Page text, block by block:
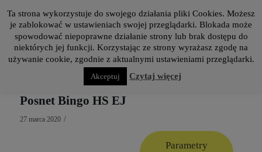
Zadzwoń: 42 637 72 62
Posnet Bingo HS EJ
27 marca 2020 /
Parametry
Ta strona wykorzystuje do swojego działania pliki Cookies. Możesz
je zablokować w ustawieniach swojej przeglądarki. Blokada może
spowodować niepoprawne działanie strony lub brak dostępu do
niektórych jej funkcji. Korzystając ze strony wyrażasz zgodę na
używanie cookie, zgodnie z aktualnymi ustawieniami przeglądarki.
Akceptuj Czytaj więcej